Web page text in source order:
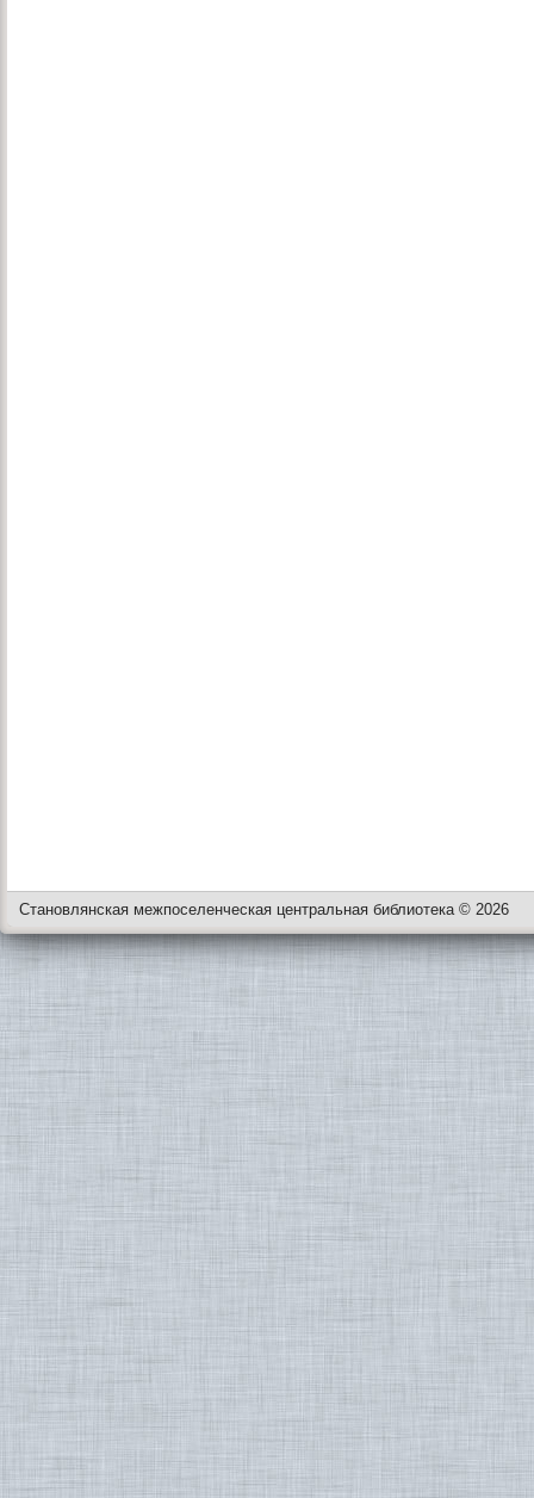
Становлянская межпоселенческая центральная библиотека © 2026